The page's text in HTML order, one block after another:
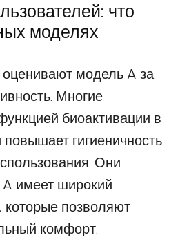
что
моделях
модель A за
Многие
биоактивации в
гигиеничность
Они
имеет широкий
которые позволяют
комфорт.